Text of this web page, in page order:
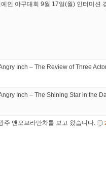
인 야구대회 9월 17일(월) 인터미션
Inch – The Review of Three
Inch – The Shining Star in the
주 맨오브라만차를 보고 왔습니다.